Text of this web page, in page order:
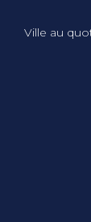
Ville au